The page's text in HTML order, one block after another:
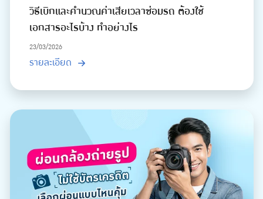
วิธีเบิกและคำนวณค่าเสียเวลาซ่อมรถ ต้องใช้
เอกสารอะไรบ้าง ทำอย่างไร
23/03/2026
รายละเอียด